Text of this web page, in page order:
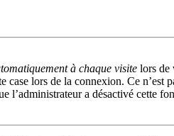
à chaque visite lors de
case lors de la connexion. Ce
l’administrateur a désactivé cette